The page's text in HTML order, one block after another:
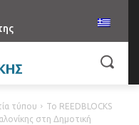
τύπου
Το REEDBLOCKS
στη Δημοτική